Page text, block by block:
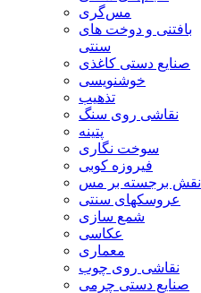
مس‌گری
بافتنی‌ و دوخت های
سنتی
صنایع دستی کاغذی
خوشنویسی
تذهیب
نقاشی روی سنگ
پتینه
سوخت نگاری
فیروزه کوبی
نقش برجسته بر مس
عروسکهای سنتی
شمع سازی
عکاسی
معماری
نقاشی روی چوب
صنایع دستی چرمی